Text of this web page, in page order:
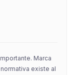
Marca
existe al